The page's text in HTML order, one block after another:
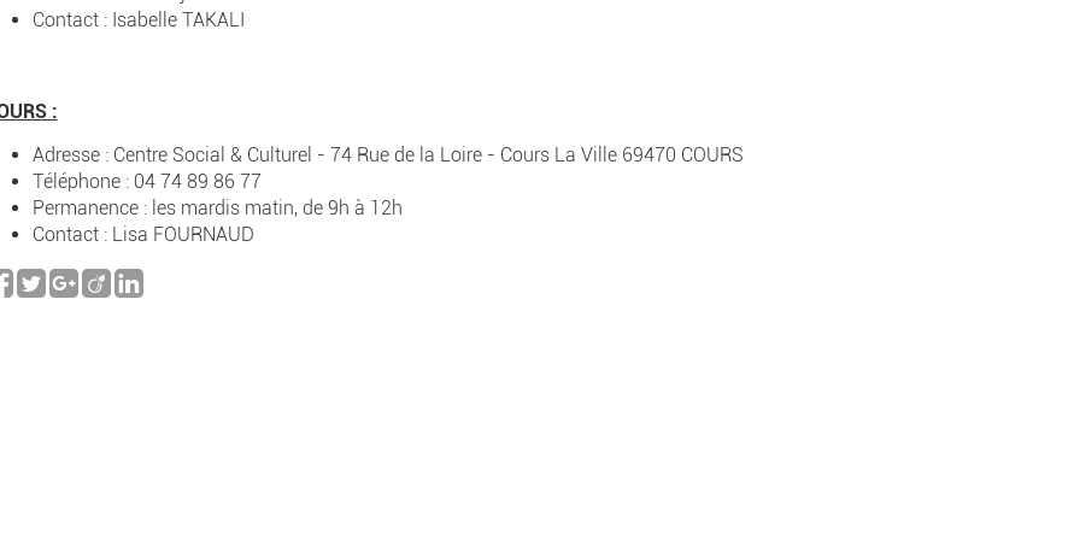
Contact : Isabelle TAKALI
:
Adresse : Centre Social & Culturel - 74 Rue de la Loire - Cours La Ville 69470 COURS
Téléphone : 04 74 89 86 77
Permanence : les mardis matin, de 9h à 12h
Contact : Lisa FOURNAUD